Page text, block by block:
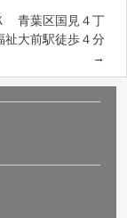
青葉区国見４丁
大前駅徒歩４分
→